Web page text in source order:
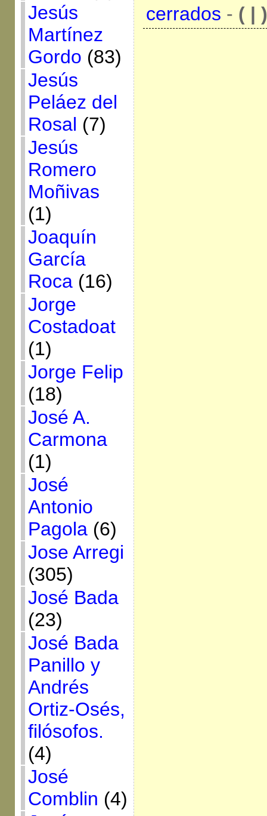
Jesús
Martínez
Gordo (83)
Jesús
Peláez del
Rosal (7)
Jesús
Romero
Moñivas
(1)
Joaquín
García
Roca(16)
Jorge
Costadoat
(1)
Jorge Felip
(18)
José A.
Carmona
(1)
José
Antonio
Pagola(6)
Jose Arregi
(305)
José Bada
(23)
José Bada
Panillo y
Andrés
Ortiz-Osés,
filósofos.
(4)
José
Comblin (4)
cerrados - ( | )